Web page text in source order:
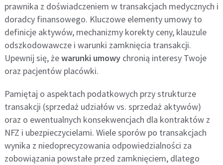
prawnika z doświadczeniem w transakcjach medycznych i
doradcy finansowego. Kluczowe elementy umowy to
definicje aktywów, mechanizmy korekty ceny, klauzule
odszkodowawcze i warunki zamknięcia transakcji.
Upewnij się, żewarunki umowychronią interesy Twoje
oraz pacjentów placówki.
Pamiętaj o aspektach podatkowych przy strukturze
transakcji (sprzedaż udziałów vs. sprzedaż aktywów)
oraz o ewentualnych konsekwencjach dla kontraktów z
NFZ i ubezpieczycielami. Wiele sporów po transakcjach
wynika z niedoprecyzowania odpowiedzialności za
zobowiązania powstałe przed zamknięciem, dlatego